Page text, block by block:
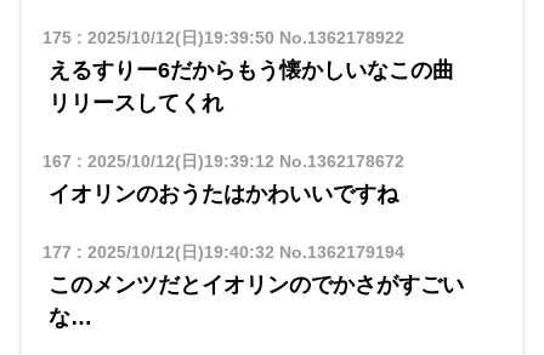
175: 2025/10/12(日)19:39:50 No.1362178922
えるすりー6だからもう懐かしいなこの曲
リリースしてくれ
167 : 2025/10/12(日)19:39:12 No.1362178672
イオリンのおうたはかわいいですね
177 : 2025/10/12(日)19:40:32 No.1362179194
このメンツだとイオリンのでかさがすごい
な…